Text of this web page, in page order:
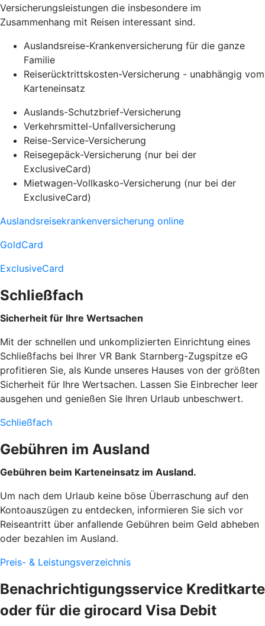
Versicherungsleistungen die insbesondere im
Zusammenhang mit Reisen interessant sind.
Auslandsreise-Krankenversicherung für die ganze
Familie
Reiserücktrittskosten-Versicherung - unabhängig vom
Karteneinsatz
Auslands-Schutzbrief-Versicherung
Verkehrsmittel-Unfallversicherung
Reise-Service-Versicherung
Reisegepäck-Versicherung (nur bei der
ExclusiveCard)
Mietwagen-Vollkasko-Versicherung (nur bei der
ExclusiveCard)
Auslandsreisekrankenversicherung online
GoldCard
ExclusiveCard
Schließfach
Sicherheit für Ihre Wertsachen
Mit der schnellen und unkomplizierten Einrichtung eines
Schließfachs bei Ihrer VR Bank Starnberg-Zugspitze eG
profitieren Sie, als Kunde unseres Hauses von der größten
Sicherheit für Ihre Wertsachen. Lassen Sie Einbrecher leer
ausgehen und genießen Sie Ihren Urlaub unbeschwert.
Schließfach
Gebühren im Ausland
Gebühren beim Karteneinsatz im Ausland.
Um nach dem Urlaub keine böse Überraschung auf den
Kontoauszügen zu entdecken, informieren Sie sich vor
Reiseantritt über anfallende Gebühren beim Geld abheben
oder bezahlen im Ausland.
Preis- & Leistungsverzeichnis
Benachrichtigungsservice Kreditkarte
oder für die girocard Visa Debit